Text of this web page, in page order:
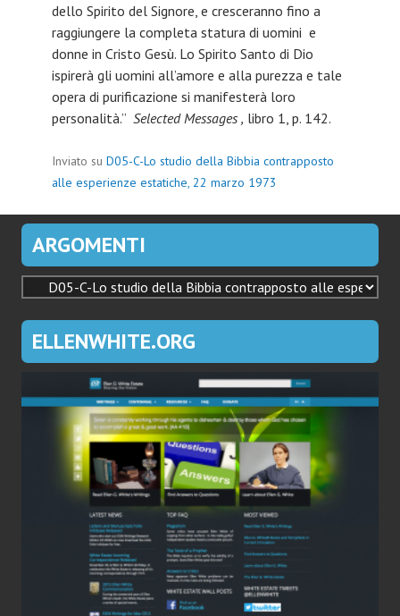
dello Spirito del Signore, e cresceranno fino a
raggiungere la completa statura di uomini e
donne in Cristo Gesù. Lo Spirito Santo di Dio
ispirerà gli uomini all’amore e alla purezza e tale
opera di purificazione si manifesterà loro
personalità.” Selected Messages , libro 1, p. 142.
Inviato su D05-C-Lo studio della Bibbia contrapposto
alle esperienze estatiche, 22 marzo 1973
ARGOMENTI
ARGOMENTI
ELLENWHITE.ORG